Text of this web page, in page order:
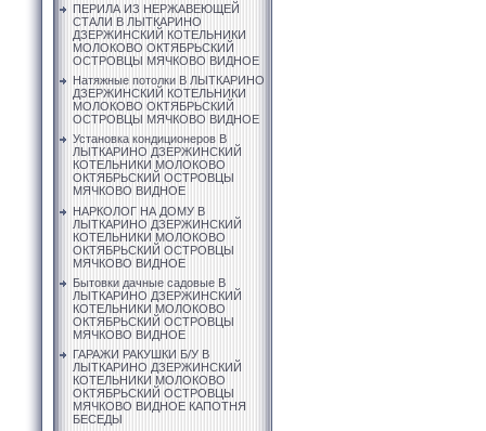
ПЕРИЛА ИЗ НЕРЖАВЕЮЩЕЙ
СТАЛИ В ЛЫТКАРИНО
ДЗЕРЖИНСКИЙ КОТЕЛЬНИКИ
МОЛОКОВО ОКТЯБРЬСКИЙ
ОСТРОВЦЫ МЯЧКОВО ВИДНОЕ
Натяжные потолки В ЛЫТКАРИНО
ДЗЕРЖИНСКИЙ КОТЕЛЬНИКИ
МОЛОКОВО ОКТЯБРЬСКИЙ
ОСТРОВЦЫ МЯЧКОВО ВИДНОЕ
Установка кондиционеров В
ЛЫТКАРИНО ДЗЕРЖИНСКИЙ
КОТЕЛЬНИКИ МОЛОКОВО
ОКТЯБРЬСКИЙ ОСТРОВЦЫ
МЯЧКОВО ВИДНОЕ
НАРКОЛОГ НА ДОМУ В
ЛЫТКАРИНО ДЗЕРЖИНСКИЙ
КОТЕЛЬНИКИ МОЛОКОВО
ОКТЯБРЬСКИЙ ОСТРОВЦЫ
МЯЧКОВО ВИДНОЕ
Бытовки дачные садовые В
ЛЫТКАРИНО ДЗЕРЖИНСКИЙ
КОТЕЛЬНИКИ МОЛОКОВО
ОКТЯБРЬСКИЙ ОСТРОВЦЫ
МЯЧКОВО ВИДНОЕ
ГАРАЖИ РАКУШКИ Б/У В
ЛЫТКАРИНО ДЗЕРЖИНСКИЙ
КОТЕЛЬНИКИ МОЛОКОВО
ОКТЯБРЬСКИЙ ОСТРОВЦЫ
МЯЧКОВО ВИДНОЕ КАПОТНЯ
БЕСЕДЫ